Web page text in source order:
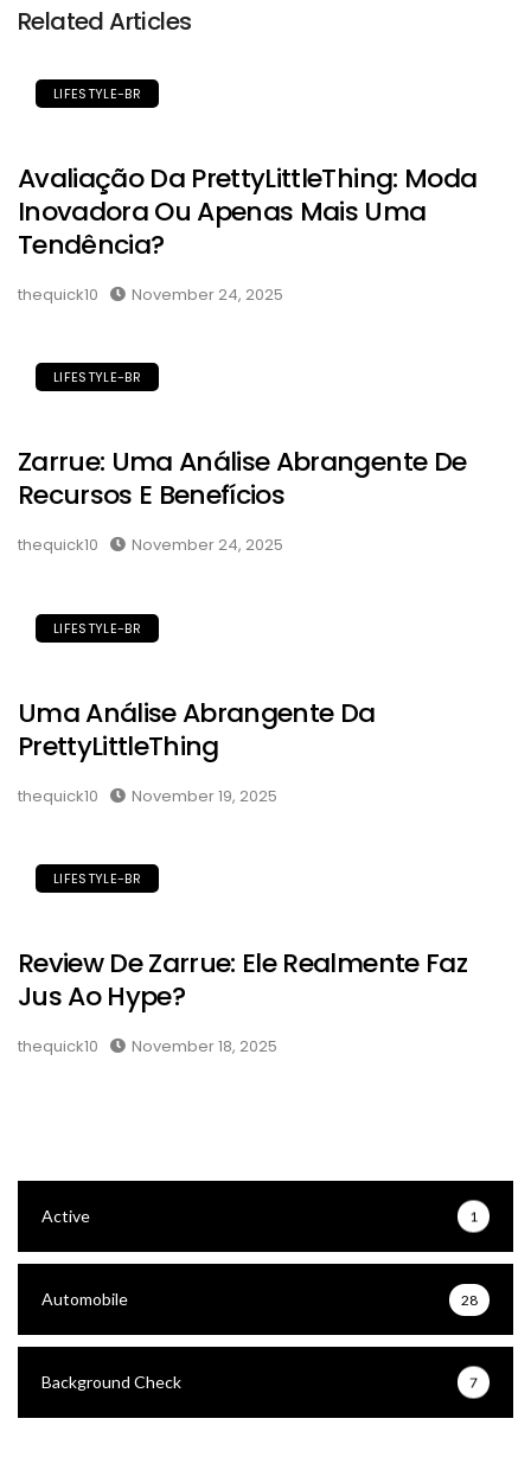
Related Articles
LIFESTYLE-BR
Avaliação Da PrettyLittleThing: Moda
Inovadora Ou Apenas Mais Uma
Tendência?
thequick10 November 24, 2025
LIFESTYLE-BR
Zarrue: Uma Análise Abrangente De
Recursos E Benefícios
thequick10 November 24, 2025
LIFESTYLE-BR
Uma Análise Abrangente Da
PrettyLittleThing
thequick10 November 19, 2025
LIFESTYLE-BR
Review De Zarrue: Ele Realmente Faz
Jus Ao Hype?
thequick10 November 18, 2025
Active 1
Automobile 28
Background Check 7